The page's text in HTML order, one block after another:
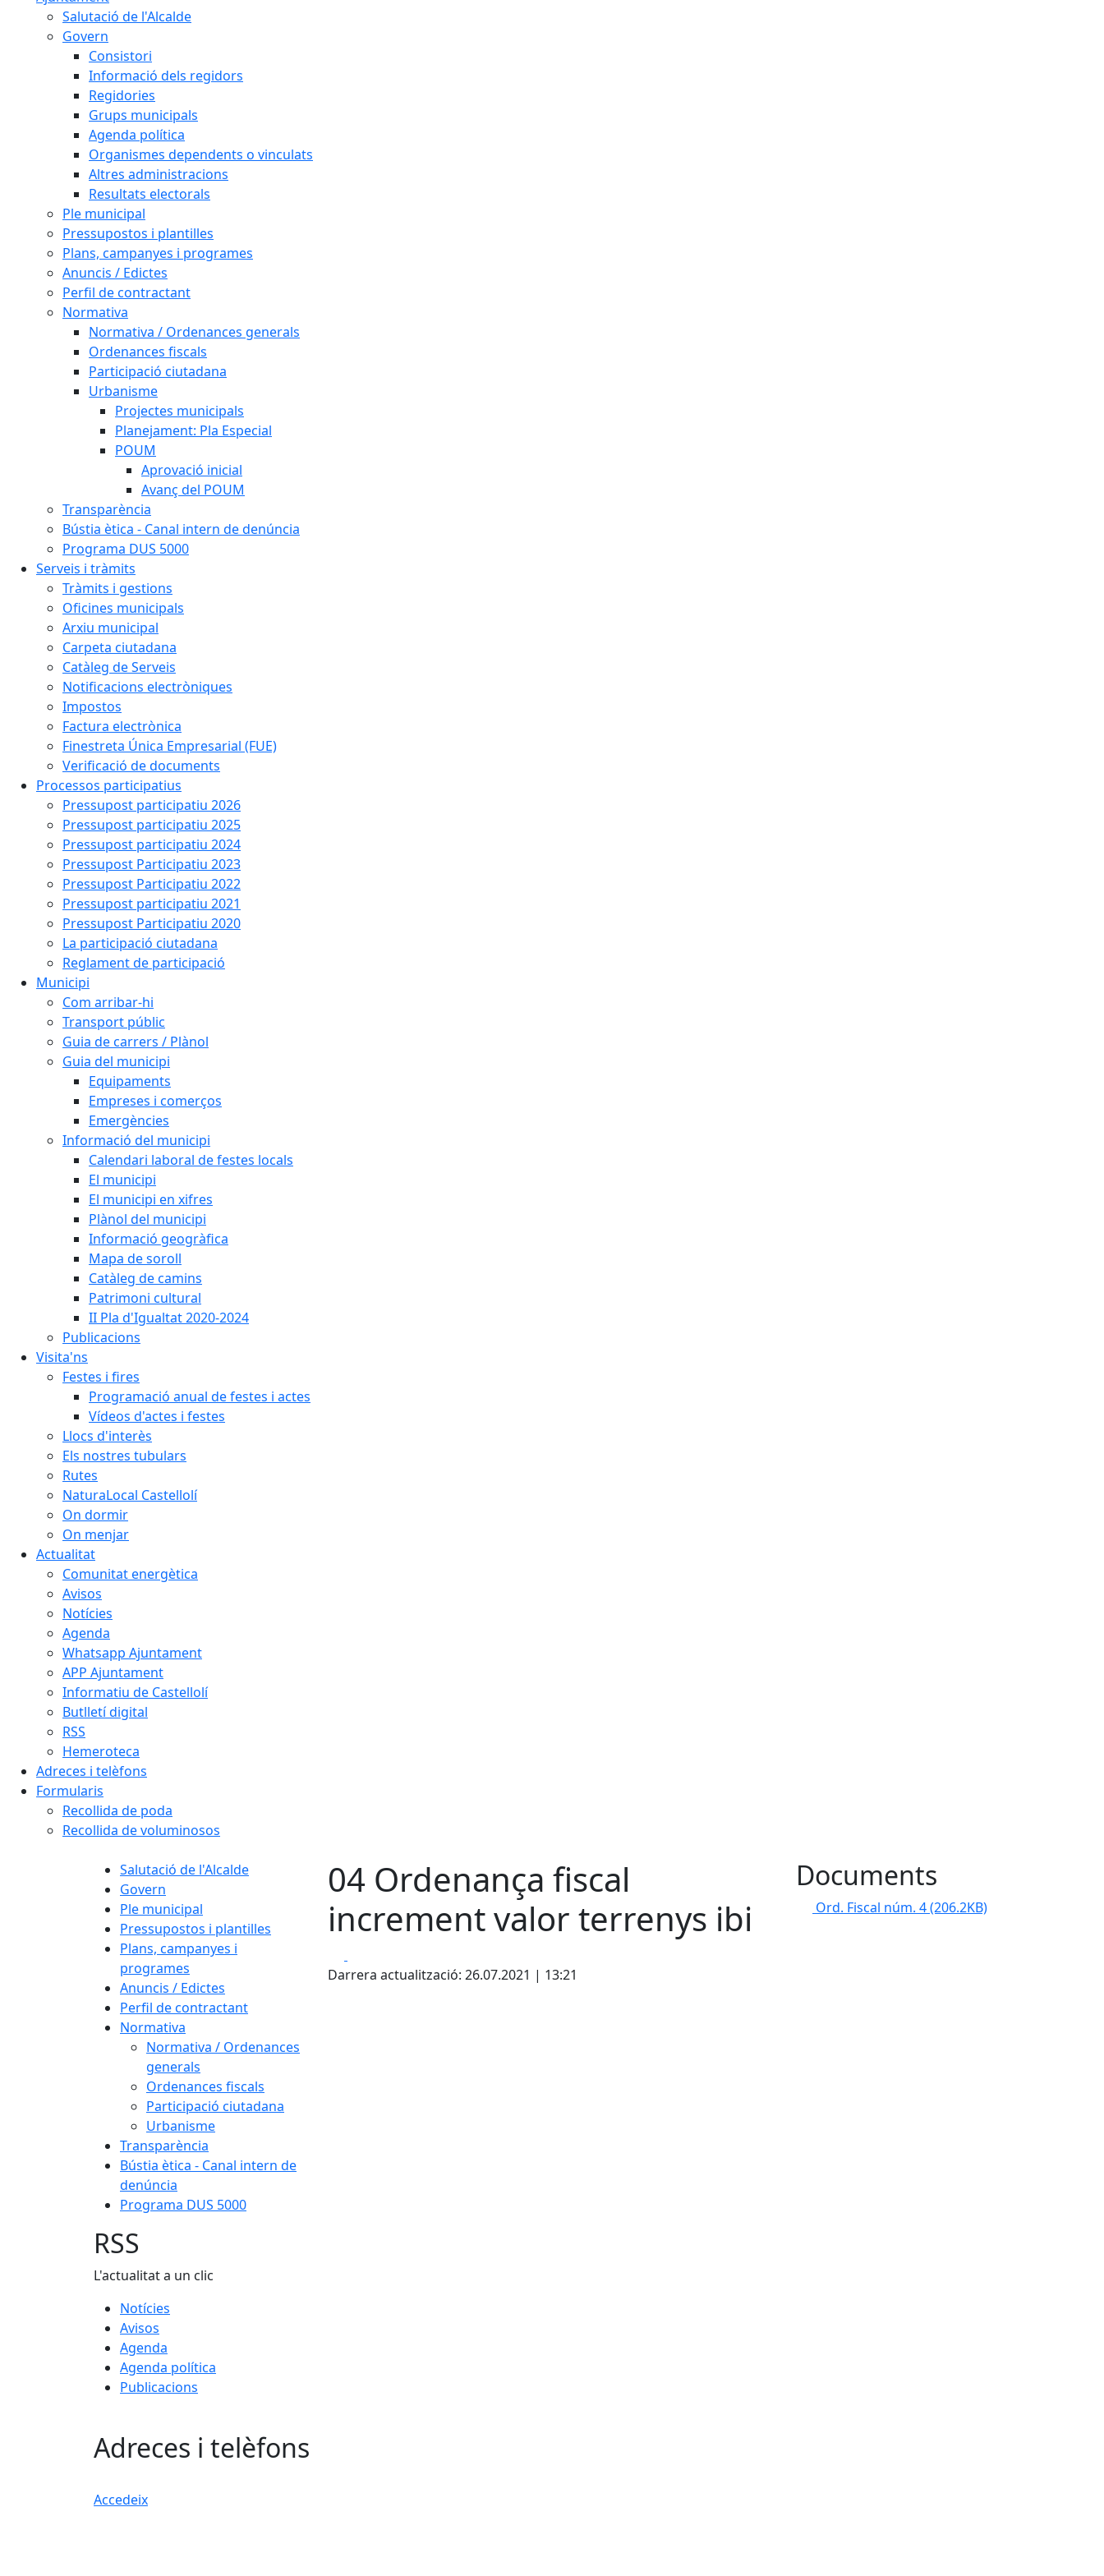
Salutació de l'Alcalde
Govern
Consistori
Informació dels regidors
Regidories
Grups municipals
Agenda política
Organismes dependents o vinculats
Altres administracions
Resultats electorals
Ple municipal
Pressupostos i plantilles
Plans, campanyes i programes
Anuncis / Edictes
Perfil de contractant
Normativa
Normativa / Ordenances generals
Ordenances fiscals
Participació ciutadana
Urbanisme
Projectes municipals
Planejament: Pla Especial
POUM
Aprovació inicial
Avanç del POUM
Transparència
Bústia ètica - Canal intern de denúncia
Programa DUS 5000
Serveis i tràmits
Tràmits i gestions
Oficines municipals
Arxiu municipal
Carpeta ciutadana
Catàleg de Serveis
Notificacions electròniques
Impostos
Factura electrònica
Finestreta Única Empresarial (FUE)
Verificació de documents
Processos participatius
Pressupost participatiu 2026
Pressupost participatiu 2025
Pressupost participatiu 2024
Pressupost Participatiu 2023
Pressupost Participatiu 2022
Pressupost participatiu 2021
Pressupost Participatiu 2020
La participació ciutadana
Reglament de participació
Municipi
Com arribar-hi
Transport públic
Guia de carrers / Plànol
Guia del municipi
Equipaments
Empreses i comerços
Emergències
Informació del municipi
Calendari laboral de festes locals
El municipi
El municipi en xifres
Plànol del municipi
Informació geogràfica
Mapa de soroll
Catàleg de camins
Patrimoni cultural
II Pla d'Igualtat 2020-2024
Publicacions
Visita'ns
Festes i fires
Programació anual de festes i actes
Vídeos d'actes i festes
Llocs d'interès
Els nostres tubulars
Rutes
NaturaLocal Castellolí
On dormir
On menjar
Actualitat
Comunitat energètica
Avisos
Notícies
Agenda
Whatsapp Ajuntament
APP Ajuntament
Informatiu de Castellolí
Butlletí digital
RSS
Hemeroteca
Adreces i telèfons
Formularis
Recollida de poda
Recollida de voluminosos
Salutació de l'Alcalde
Govern
Ple municipal
Pressupostos i plantilles
Plans, campanyes i
programes
Anuncis / Edictes
Perfil de contractant
Normativa
Normativa / Ordenances
generals
Ordenances fiscals
Participació ciutadana
Urbanisme
Transparència
Bústia ètica - Canal intern de
denúncia
Programa DUS 5000
04 Ordenança fiscal
increment valor terrenys ibi
Darrera actualització: 26.07.2021 | 13:21
Documents
Ord. Fiscal núm. 4(206.2KB)
RSS
L'actualitat a un clic
Notícies
Avisos
Agenda
Agenda política
Publicacions
Adreces i telèfons
Accedeix